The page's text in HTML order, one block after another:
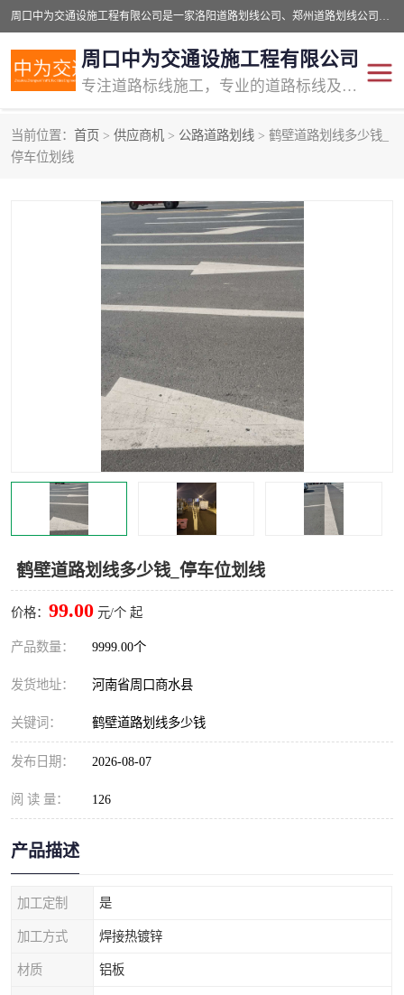
周口中为交通设施工程有限公司是一家洛阳道路划线公司、郑州道路划线公司、平顶山道路车位划线公司、开封车位划线公司、许昌道路车位划线公司、漯河道路车位划线公司，公司始终坚持“诚信、匠心、专注”的宗旨；我们的经营理念是：的服务。
周口中为交通设施工程有限公司
专注道路标线施工，专业的道路标线及交通设施施工服务商!
当前位置： 首页 > 供应商机 > 公路道路划线 > 鹤壁道路划线多少钱_
停车位划线
鹤壁道路划线多少钱_停车位划线
价格： 99.00 元/个 起
产品数量： 9999.00个
发货地址： 河南省周口商水县
关键词： 鹤壁道路划线多少钱
发布日期： 2026-08-07
阅 读 量： 126
产品描述
加工定制 是
加工方式 焊接热镀锌
材质 铝板
交通道路标线
道路标线划线 马路标线
道路划线